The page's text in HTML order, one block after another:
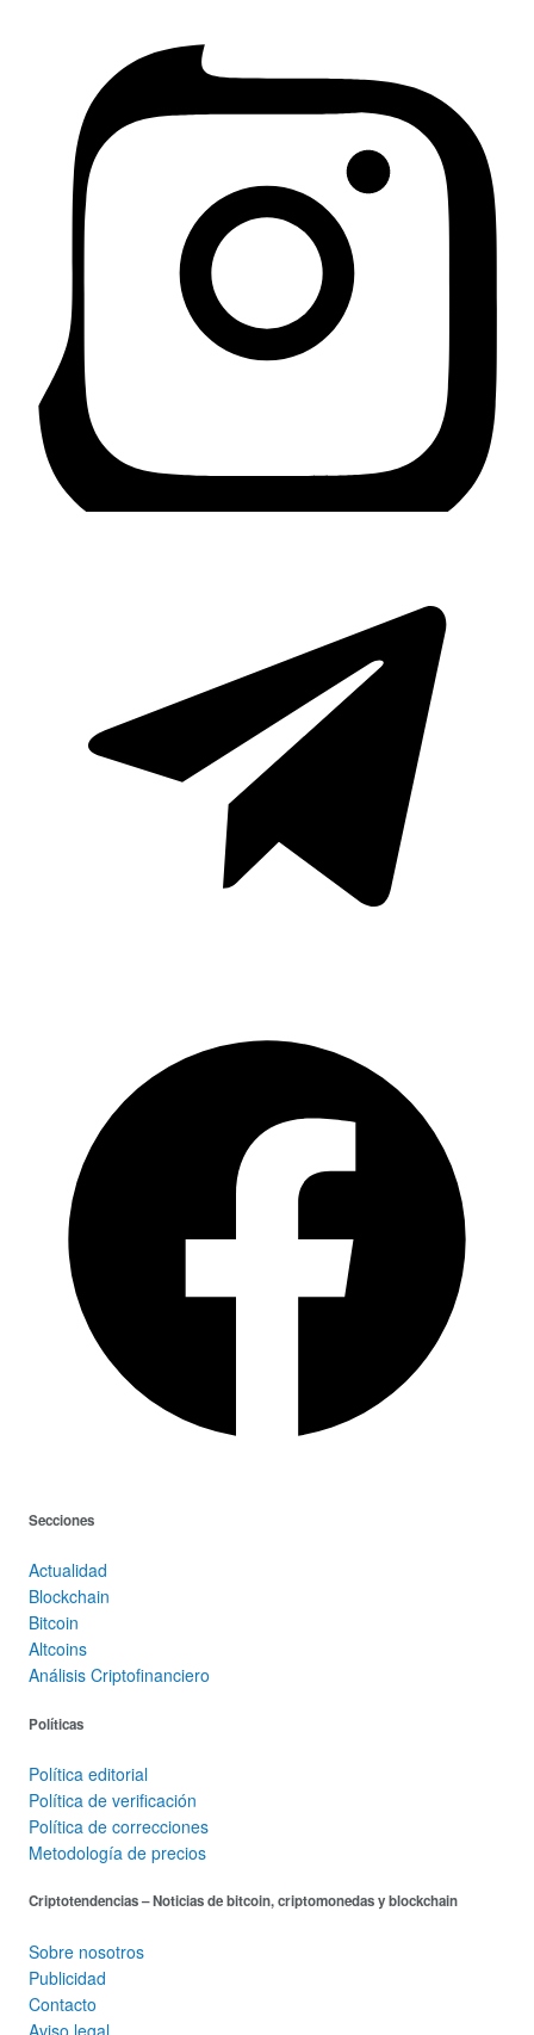
Secciones
Actualidad
Blockchain
Bitcoin
Altcoins
Análisis Criptofinanciero
Políticas
Política editorial
Política de verificación
Política de correcciones
Metodología de precios
Criptotendencias – Noticias de bitcoin, criptomonedas y blockchain
Sobre nosotros
Publicidad
Contacto
Aviso legal